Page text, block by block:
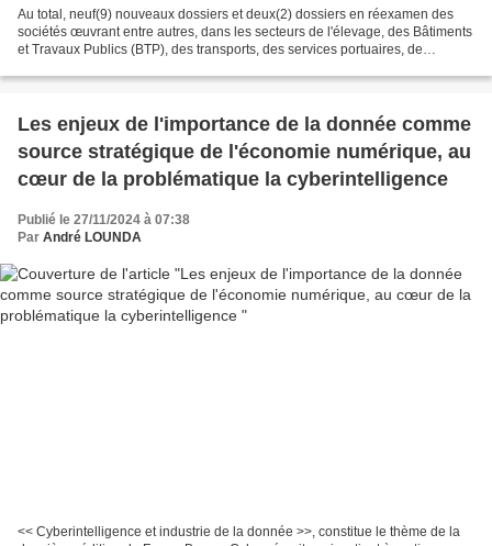
Au total, neuf(9) nouveaux dossiers et deux(2) dossiers en réexamen des
sociétés œuvrant entre autres, dans les secteurs de l'élevage, des Bâtiments
et Travaux Publics (BTP), des transports, des services portuaires, de
Les enjeux de l'importance de la donnée comme
source stratégique de l'économie numérique, au
cœur de la problématique la cyberintelligence
Publié le 27/11/2024 à 07:38
Par André LOUNDA
<< Cyberintelligence et industrie de la donnée >>, constitue le thème de la